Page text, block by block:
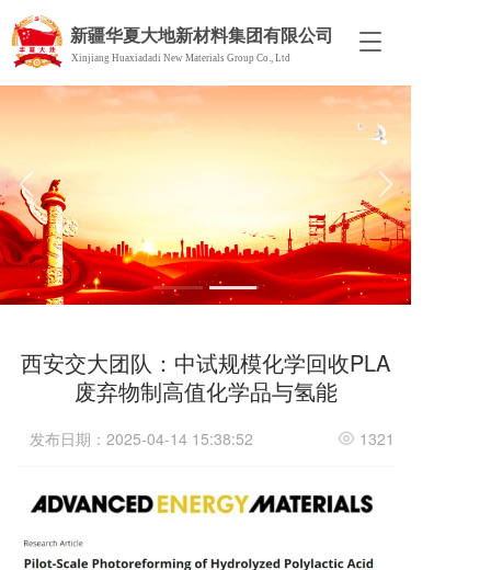
T
g
v
i
g
a
t
n
新疆华夏大地新材料集团有限公司
Xinjiang Huaxiadadi New Materials Group Co., Ltd
西安交大团队：中试规模化学回收PLA
废弃物制高值化学品与氢能
发布日期：2025-04-14 15:38:52 1321